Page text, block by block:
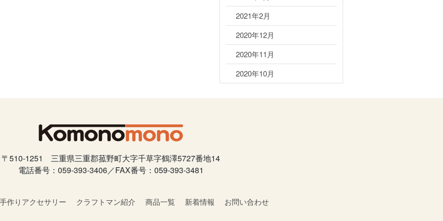
2021年2月
2020年12月
2020年11月
2020年10月
〒510-1251 三重県三重郡菰野町大字千草字鶴澤5727番地14
電話番号：059-393-3406／FAX番号：059-393-3481
手作りアクセサリー クラフトマン紹介 商品一覧 新着情報 お問い合わせ